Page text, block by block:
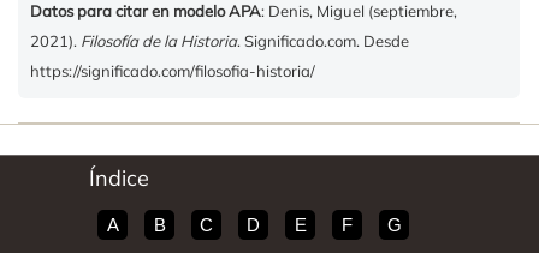
Datos para citar en modelo APA: Denis, Miguel (septiembre,
2021). Filosofía de la Historia. Significado.com. Desde
https://significado.com/filosofia-historia/
Índice
A B C D E F G